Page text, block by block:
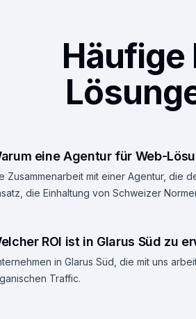
Häufige
eine Agentur für Web-
Zusammenarbeit mit einer Agentur, die
die Einhaltung von Schweizer
ROI ist in Glarus Süd zu
in Glarus Süd, die mit uns
Traffic.